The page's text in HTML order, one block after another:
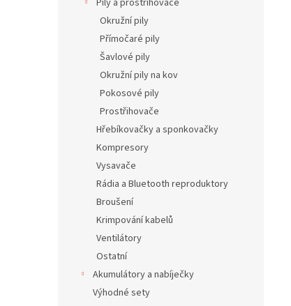
Pily a prostřihovače
Okružní pily
Přímočaré pily
Šavlové pily
Okružní pily na kov
Pokosové pily
Prostřihovače
Hřebíkovačky a sponkovačky
Kompresory
Vysavače
Rádia a Bluetooth reproduktory
Broušení
Krimpování kabelů
Ventilátory
Ostatní
Akumulátory a nabíječky
Výhodné sety